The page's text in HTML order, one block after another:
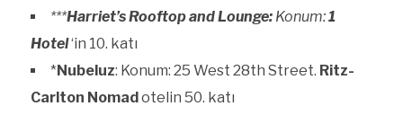
***Harriet’s Rooftop and Lounge:Konum:1
Hotel‘in 10. katı
*Nubeluz: Konum: 25 West 28th Street. Ritz-
Carlton Nomadotelin 50. katı